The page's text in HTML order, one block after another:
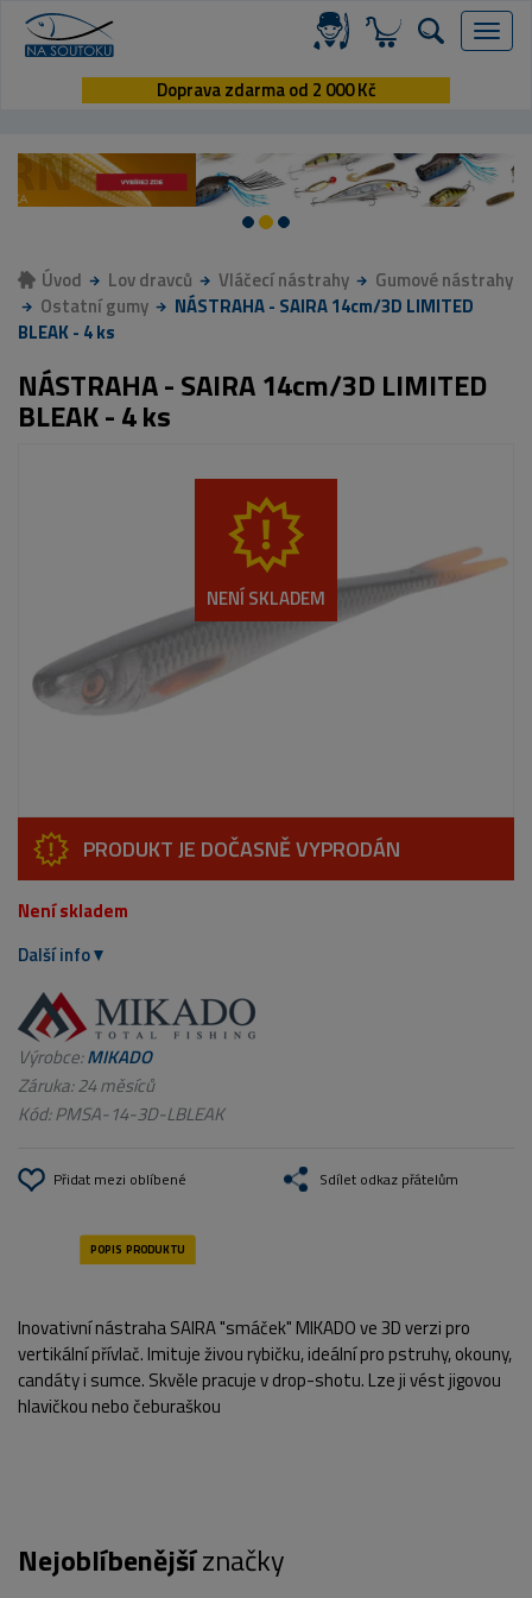
Menu
Doprava zdarma od 2 000 Kč
Úvod Lov dravců Vláčecí nástrahy
Gumové nástrahy
Ostatní gumy
NÁSTRAHA - SAIRA 14cm/3D LIMITED
BLEAK - 4 ks
NÁSTRAHA - SAIRA 14cm/3D LIMITED
BLEAK - 4 ks
NENÍ SKLADEM
PRODUKT JE DOČASNĚ VYPRODÁN
Není skladem
Další info
Výrobce:MIKADO
Záruka: 24 měsíců
Kód:PMSA-14-3D-LBLEAK
Přidat mezi oblíbené Sdílet odkaz přátelům
Inovativní nástraha SAIRA "smáček" MIKADO ve 3D verzi pro
vertikální přívlač. Imituje živou rybičku, ideální pro pstruhy, okouny,
candáty i sumce. Skvěle pracuje v drop-shotu. Lze ji vést jigovou
hlavičkou nebo čeburaškou
Nejoblíbenějšíznačky